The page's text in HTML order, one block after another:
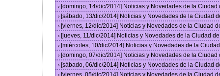
› [domingo, 14/dic/2014] Noticias y Novedades de la
› [sábado, 13/dic/2014] Noticias y Novedades de la Ciudad
› [viernes, 12/dic/2014] Noticias y Novedades de la Ciudad
› [jueves, 11/dic/2014] Noticias y Novedades de la Ciudad
› [miércoles, 10/dic/2014] Noticias y Novedades de la
› [domingo, 07/dic/2014] Noticias y Novedades de la
› [sábado, 06/dic/2014] Noticias y Novedades de la Ciudad
› [viernes, 05/dic/2014] Noticias y Novedades de la Ciudad